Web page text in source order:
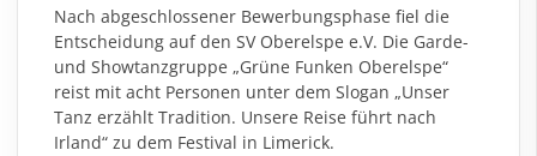
Nach abgeschlossener Bewerbungsphase fiel die
Entscheidung auf den SV Oberelspe e.V. Die Garde-
und Showtanzgruppe „Grüne Funken Oberelspe“
reist mit acht Personen unter dem Slogan „Unser
Tanz erzählt Tradition. Unsere Reise führt nach
Irland“ zu dem Festival in Limerick.